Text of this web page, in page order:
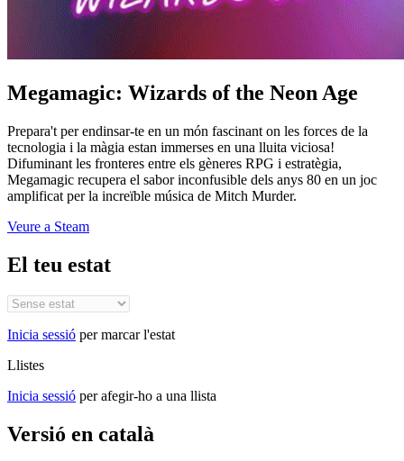
Megamagic: Wizards of the Neon Age
Prepara't per endinsar-te en un món fascinant on les forces de la
tecnologia i la màgia estan immerses en una lluita viciosa!
Difuminant les fronteres entre els gèneres RPG i estratègia,
Megamagic recupera el sabor inconfusible dels anys 80 en un joc
amplificat per la increïble música de Mitch Murder.
Veure a Steam
El teu estat
Inicia sessió per marcar l'estat
Llistes
Inicia sessió per afegir-ho a una llista
Versió en català